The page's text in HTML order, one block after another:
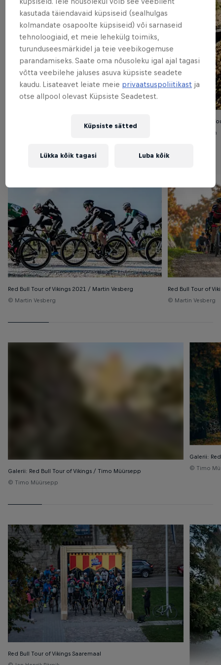
Red Bull
© Vanaisa
Red Bull Tour of Vikings 2021 / Martin Vesberg
© Martin Vesberg
Red Bull Tour of
© Martin Vesberg
Galerii: Red Bull Tour of Vikings / Timo Müürsepp
© Timo Müürsepp
Galerii:
© Timo
Red Bull Tour of Vikings Saaremaal
kasutada täiendavaid küpsiseid (sealhulgas
kolmandate osapoolte küpsiseid) või sarnaseid
tehnoloogiaid, et meie lehekülg toimiks,
turunduseesmärkidel ja teie veebikogemuse
parandamiseks. Saate oma nõusoleku igal ajal tagasi
võtta veebilehe jaluses asuva küpsiste seadete
kaudu. Lisateavet leiate meie privaatsuspoliitikast ja
otse allpool olevast Küpsiste Seadetest.
Küpsiste sätted
Lükka kõik tagasi Luba kõik